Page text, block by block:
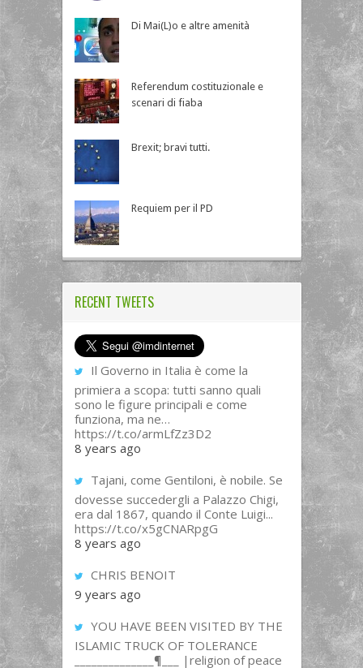
Di Mai(L)o e altre amenità
Referendum costituzionale e
scenari di fiaba
Brexit; bravi tutti.
Requiem per il PD
RECENT TWEETS
Il Governo in Italia è come la
primiera a scopa: tutti sanno quali
sono le figure principali e come
funziona, ma ne…
https://t.co/armLfZz3D2
8 years ago
Tajani, come Gentiloni, è nobile. Se
dovesse succedergli a Palazzo Chigi,
era dal 1867, quando il Conte Luigi...
https://t.co/x5gCNARpgG
8 years ago
CHRIS BENOIT
9 years ago
YOU HAVE BEEN VISITED BY THE
ISLAMIC TRUCK OF TOLERANCE
______________¶___ |religion of peace